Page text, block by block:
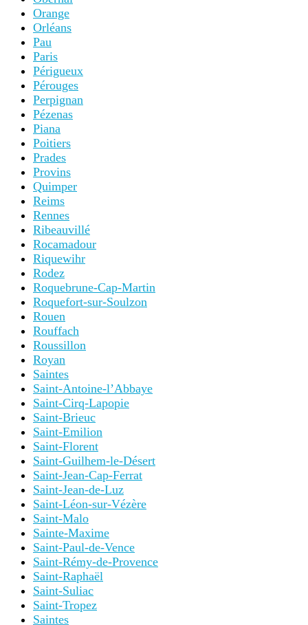
Orange
Orléans
Pau
Paris
Périgueux
Pérouges
Perpignan
Pézenas
Piana
Poitiers
Prades
Provins
Quimper
Reims
Rennes
Ribeauvillé
Rocamadour
Riquewihr
Rodez
Roquebrune-Cap-Martin
Roquefort-sur-Soulzon
Rouen
Rouffach
Roussillon
Royan
Saintes
Saint-Antoine-l’Abbaye
Saint-Cirq-Lapopie
Saint-Brieuc
Saint-Emilion
Saint-Florent
Saint-Guilhem-le-Désert
Saint-Jean-Cap-Ferrat
Saint-Jean-de-Luz
Saint-Léon-sur-Vézère
Saint-Malo
Sainte-Maxime
Saint-Paul-de-Vence
Saint-Rémy-de-Provence
Saint-Raphaël
Saint-Suliac
Saint-Tropez
Saintes